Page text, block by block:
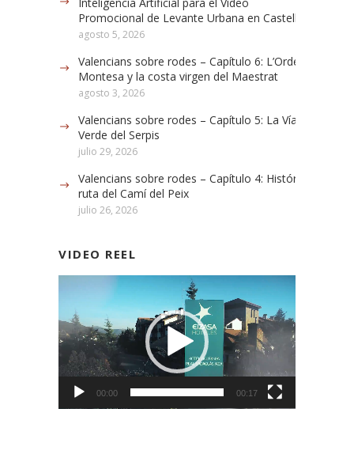
Promocional de Levante Urbana en Castellón
agosto 5, 2026
Valencians sobre rodes – Capítulo 6: L’Orde de
Montesa y la costa virgen del Maestrat
agosto 3, 2026
Valencians sobre rodes – Capítulo 5: La Vía
Verde del Serpis
julio 29, 2026
Valencians sobre rodes – Capítulo 4: Histórica
ruta del Camí del Peix
julio 26, 2026
VIDEO REEL
vídeo
00:00 00:17